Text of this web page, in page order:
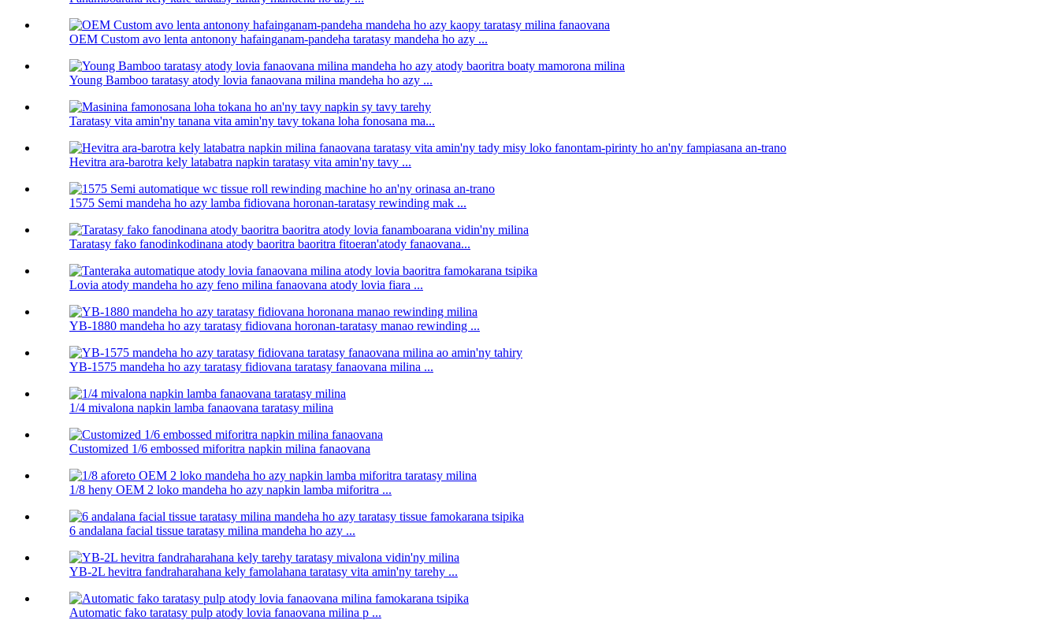
OEM Custom avo lenta antonony hafainganam-pandeha taratasy mandeha ho azy ...
Young Bamboo taratasy atody lovia fanaovana milina mandeha ho azy ...
Taratasy vita amin'ny tanana vita amin'ny tavy tokana loha fonosana ma...
Hevitra ara-barotra kely latabatra napkin taratasy vita amin'ny tavy ...
1575 Semi mandeha ho azy lamba fidiovana horonan-taratasy rewinding mak ...
Taratasy fako fanodinkodinana atody baoritra baoritra fitoeran'atody fanaovana...
Lovia atody mandeha ho azy feno milina fanaovana atody lovia fiara ...
YB-1880 mandeha ho azy taratasy fidiovana horonan-taratasy manao rewinding ...
YB-1575 mandeha ho azy taratasy fidiovana taratasy fanaovana milina ...
1/4 mivalona napkin lamba fanaovana taratasy milina
Customized 1/6 embossed miforitra napkin milina fanaovana
1/8 heny OEM 2 loko mandeha ho azy napkin lamba miforitra ...
6 andalana facial tissue taratasy milina mandeha ho azy ...
YB-2L hevitra fandraharahana kely famolahana taratasy vita amin'ny tarehy ...
Automatic fako taratasy pulp atody lovia fanaovana milina p ...